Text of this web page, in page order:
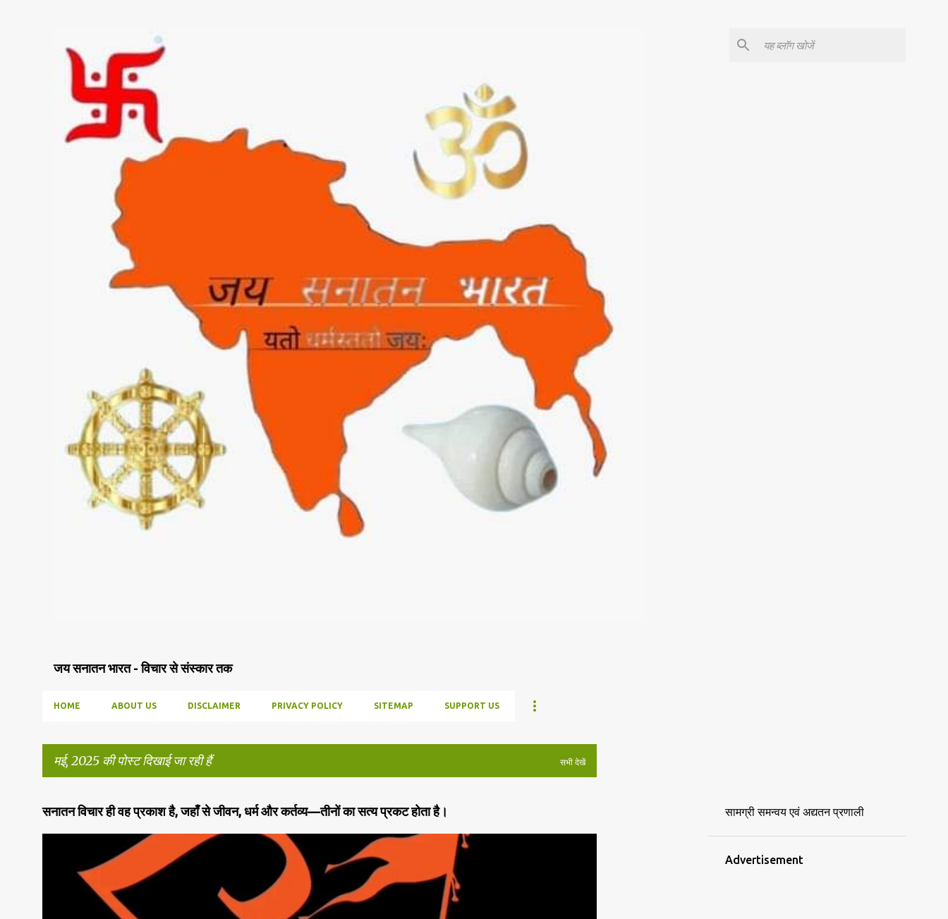
जय सनातन भारत - विचार से संस्कार तक
HOME ABOUT US DISCLAIMER PRIVACY POLICY SITEMAP SUPPORT US
मई, 2025 की पोस्ट दिखाई जा रही हैं सभी देखें
सं
दे
सनातन विचार ही वह प्रकाश है, जहाँ से जीवन, धर्म और कर्तव्य—तीनों का सत्य प्रकट होता है। सामग्री समन्वय एवं अद्यतन प्रणाली
Advertisement